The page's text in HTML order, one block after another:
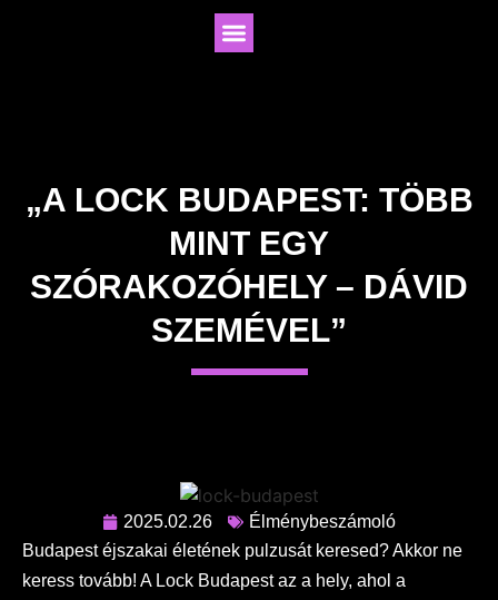
„A LOCK BUDAPEST: TÖBB
MINT EGY
SZÓRAKOZÓHELY – DÁVID
SZEMÉVEL”
2025.02.26
Élménybeszámoló
Budapest éjszakai életének pulzusát keresed? Akkor ne
keress tovább! A Lock Budapest az a hely, ahol a